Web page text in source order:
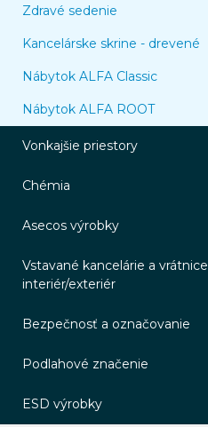
Zdravé sedenie
Kancelárske skrine - drevené
Nábytok ALFA Classic
Nábytok ALFA ROOT
Vonkajšie priestory
Chémia
Asecos výrobky
Vstavané kancelárie a vrátnice
interiér/exteriér
Bezpečnosť a označovanie
Podlahové značenie
ESD výrobky